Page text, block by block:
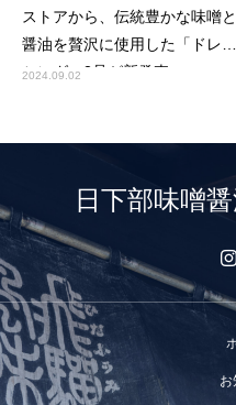
ストアから、伝統豊かな味噌と
醤油を贅沢に使⽤した「ドレッ
シング」2品が新発売
2024.09.02
日下部味噌
お